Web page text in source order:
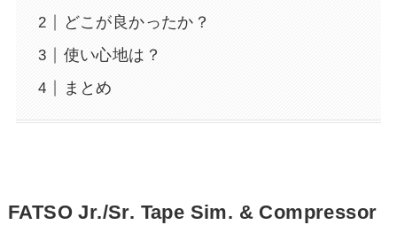
どこが良かったか？
使い心地は？
まとめ
FATSO Jr./Sr. Tape Sim. & Compressor